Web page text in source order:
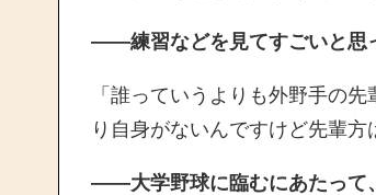
——練習などを見てすごいと思
「誰っていうよりも外野手の
り自身がないんですけど先輩方
——大学野球に臨むにあたって